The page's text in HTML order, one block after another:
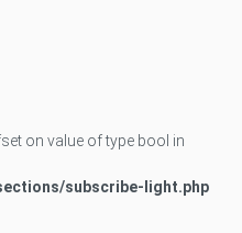
on value of type bool in
subscribe-light.php